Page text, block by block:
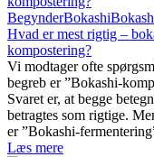
BegynderBokashi
Hvad er mest rigtig –
kompostering?
Vi modtager ofte
begreb er ”Bokashi-
Svaret er, at begge
betragtes som rigtige.
er ”Bokashi-
Læs mere